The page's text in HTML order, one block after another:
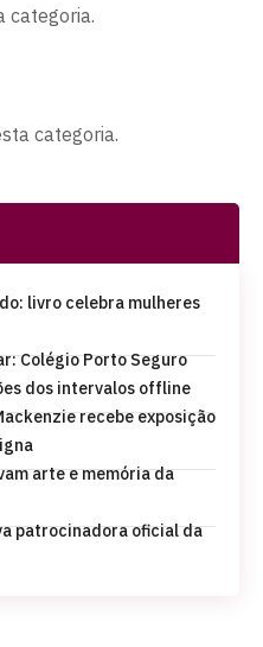
categoria.
categoria.
livro celebra mulheres
Colégio Porto Seguro
dos intervalos offline
recebe exposição
arte e memória da
patrocinadora oficial da